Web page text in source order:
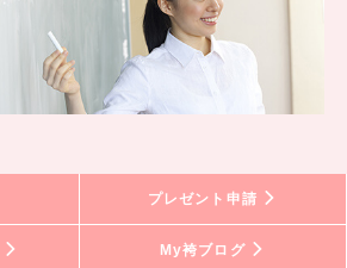
プレゼント申請
My袴ブログ